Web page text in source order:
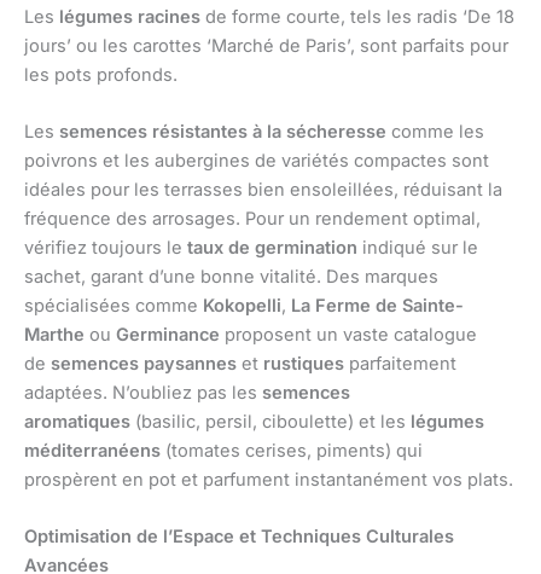
Les légumes racines de forme courte, tels les radis ‘De 18
jours’ ou les carottes ‘Marché de Paris’, sont parfaits pour
les pots profonds.
Les semences résistantes à la sécheresse comme les
poivrons et les aubergines de variétés compactes sont
idéales pour les terrasses bien ensoleillées, réduisant la
fréquence des arrosages. Pour un rendement optimal,
vérifiez toujours le taux de germination indiqué sur le
sachet, garant d’une bonne vitalité. Des marques
spécialisées comme Kokopelli, La Ferme de Sainte-
Marthe ou Germinance proposent un vaste catalogue
de semences paysannes et rustiques parfaitement
adaptées. N’oubliez pas les semences
aromatiques (basilic, persil, ciboulette) et les légumes
méditerranéens (tomates cerises, piments) qui
prospèrent en pot et parfument instantanément vos plats.
Optimisation de l’Espace et Techniques Culturales
Avancées